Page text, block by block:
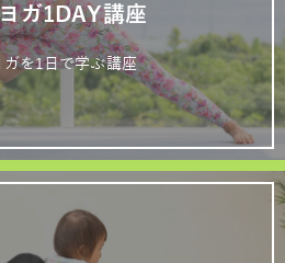
ガ1DAY講座
ガを1日で学ぶ講座